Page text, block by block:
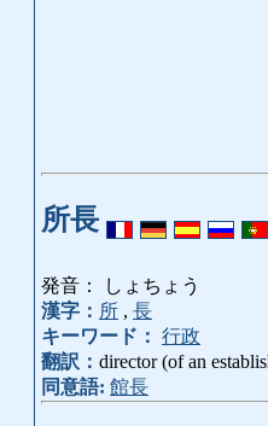
所長
発音： しょちょう
漢字： 所 , 長
キーワード： 行政
翻訳： director (of an
同意語: 館長